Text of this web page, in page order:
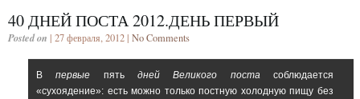
40 ДНЕЙ ПОСТА 2012.ДЕНЬ ПЕРВЫЙ
Posted on | 27 февраля, 2012 | No Comments
Впервые пятьдней Великого поста соблюдается
«сухоядение»: есть можно только постную холодную пищу без